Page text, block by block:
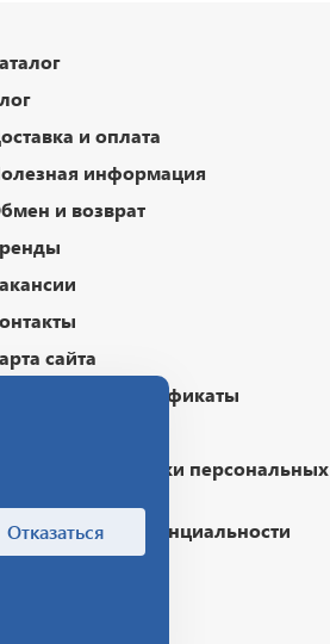
и оплата
информация
и возврат
сайта
Подарочные сертификаты
Политика обработки персональных
Политика конфиденциальности
Отказаться